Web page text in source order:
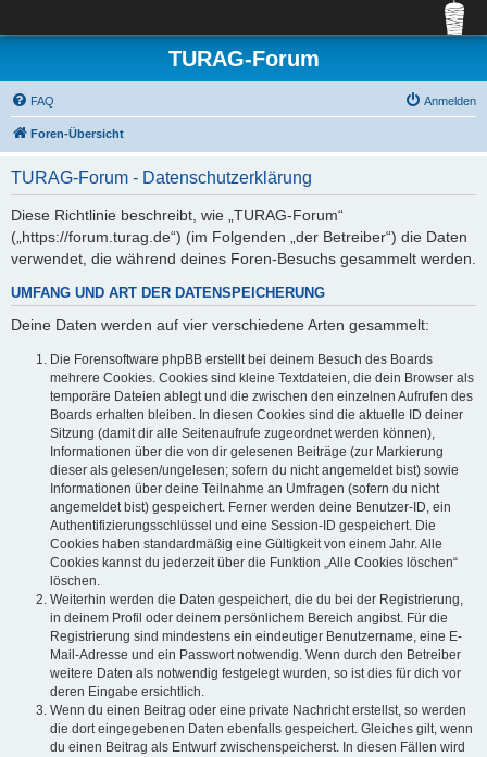
TURAG-Forum
FAQ Anmelden
Foren-Übersicht
TURAG-Forum - Datenschutzerklärung
Diese Richtlinie beschreibt, wie „TURAG-Forum“
(„https://forum.turag.de“) (im Folgenden „der Betreiber“) die Daten
verwendet, die während deines Foren-Besuchs gesammelt werden.
UMFANG UND ART DER DATENSPEICHERUNG
Deine Daten werden auf vier verschiedene Arten gesammelt:
Die Forensoftware phpBB erstellt bei deinem Besuch des Boards
mehrere Cookies. Cookies sind kleine Textdateien, die dein Browser als
temporäre Dateien ablegt und die zwischen den einzelnen Aufrufen des
Boards erhalten bleiben. In diesen Cookies sind die aktuelle ID deiner
Sitzung (damit dir alle Seitenaufrufe zugeordnet werden können),
Informationen über die von dir gelesenen Beiträge (zur Markierung
dieser als gelesen/ungelesen; sofern du nicht angemeldet bist) sowie
Informationen über deine Teilnahme an Umfragen (sofern du nicht
angemeldet bist) gespeichert. Ferner werden deine Benutzer-ID, ein
Authentifizierungsschlüssel und eine Session-ID gespeichert. Die
Cookies haben standardmäßig eine Gültigkeit von einem Jahr. Alle
Cookies kannst du jederzeit über die Funktion „Alle Cookies löschen“
löschen.
Weiterhin werden die Daten gespeichert, die du bei der Registrierung,
in deinem Profil oder deinem persönlichem Bereich angibst. Für die
Registrierung sind mindestens ein eindeutiger Benutzername, eine E-
Mail-Adresse und ein Passwort notwendig. Wenn durch den Betreiber
weitere Daten als notwendig festgelegt wurden, so ist dies für dich vor
deren Eingabe ersichtlich.
Wenn du einen Beitrag oder eine private Nachricht erstellst, so werden
die dort eingegebenen Daten ebenfalls gespeichert. Gleiches gilt, wenn
du einen Beitrag als Entwurf zwischenspeicherst. In diesen Fällen wird